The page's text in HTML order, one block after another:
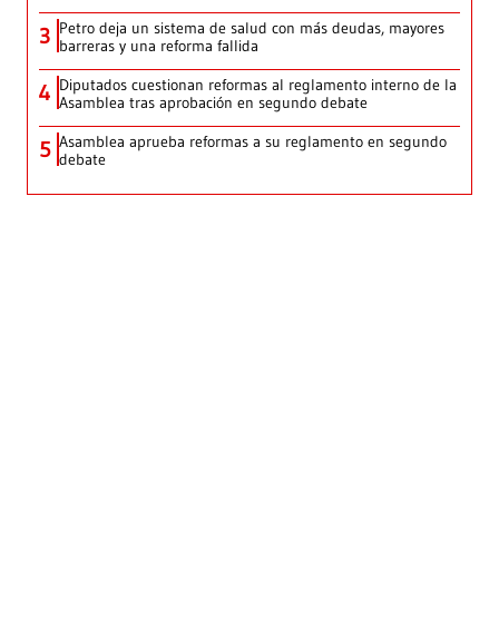
3 Petro deja un sistema de salud con más deudas, mayores
barreras y una reforma fallida
4 Diputados cuestionan reformas al reglamento interno de la
Asamblea tras aprobación en segundo debate
5 Asamblea aprueba reformas a su reglamento en segundo
debate